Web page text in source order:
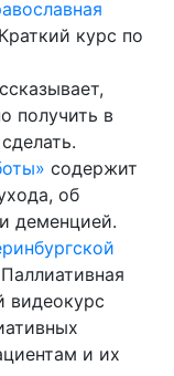
курс по
получить в
содержит
об
деменцией.
и их